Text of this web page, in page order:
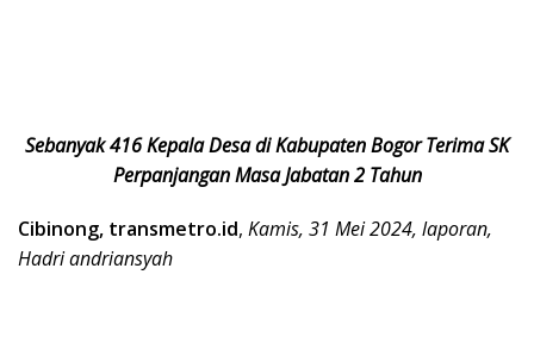
Sebanyak 416 Kepala Desa di Kabupaten Bogor Terima SK
Perpanjangan Masa Jabatan 2 Tahun
Cibinong, transmetro.id, Kamis, 31 Mei 2024, laporan,
Hadri andriansyah